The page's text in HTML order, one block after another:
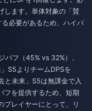
します。単体対象の「賛
必要があるため、ハイパ
バフ（45% vs 32%）、
S5よりチームDPSを
と未来」S5は無課金で入
フを提供するため、短期
プレイヤーにとって、リ